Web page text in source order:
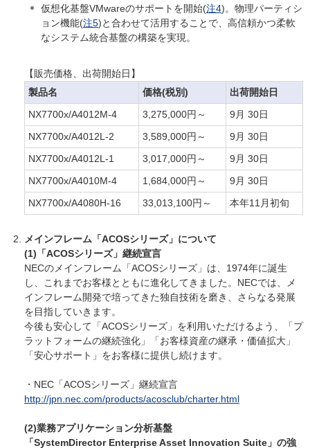
仮想化基盤VMwareのサポートを開始(注4)。物理パーティシ
ョン機能(注5)と合わせて活用することで、高信頼かつ柔軟
なシステム統合基盤の構築を実現。
【販売価格、出荷開始日】
製品名
価格(税別)
出荷開始日
NX7700x/A4012M-4
3,275,000円～
9月 30日
NX7700x/A4012L-2
3,589,000円～
9月 30日
NX7700x/A4012L-1
3,017,000円～
9月 30日
NX7700x/A4010M-4
1,684,000円～
9月 30日
NX7700x/A4080H-16
33,013,100円～ 本年11月初旬
メインフレーム「ACOSシリーズ」について
(1)「ACOSシリーズ」継続宣言
NECのメインフレーム「ACOSシリーズ」は、1974年に誕生
し、これまでお客様とともに進化してきました。NECでは、メ
インフレーム開発で培ってきた独自技術を磨き、さらなる発展
を目指していきます。
今後も安心して「ACOSシリーズ」を利用いただけるよう、「プ
ラットフォームの継続強化」「お客様資産の継承・価値拡大」
「安心サポート」をお客様に提供し続けます。
・NEC「ACOSシリーズ」継続宣言
http://jpn.nec.com/products/acosclub/charter.html
(2)業務アプリケーション分析基盤
「SystemDirector Enterprise Asset Innovation Suite」の強